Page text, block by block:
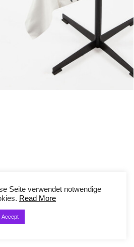
Tische,
Seite verwendet notwendige
Read More
Accept